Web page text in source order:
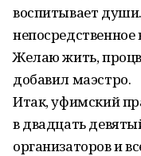
воспитывает
Желаю жить,
добавил маэстро.
Итак, уфимский
в двадцать
организаторов и